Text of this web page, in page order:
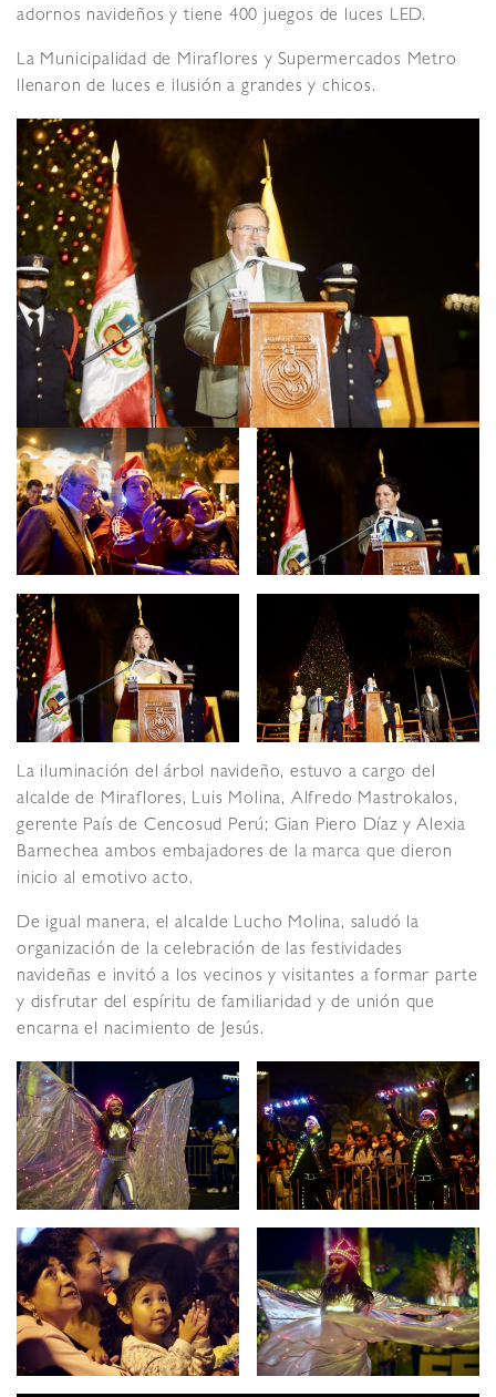
adornos navideños y tiene 400 juegos de luces LED.
La Municipalidad de Miraflores y Supermercados Metro
llenaron de luces e ilusión a grandes y chicos.
La iluminación del árbol navideño, estuvo a cargo del
alcalde de Miraflores, Luis Molina, Alfredo Mastrokalos,
gerente País de Cencosud Perú; Gian Piero Díaz y Alexia
Barnechea ambos embajadores de la marca que dieron
inicio al emotivo acto.
De igual manera, el alcalde Lucho Molina, saludó la
organización de la celebración de las festividades
navideñas e invitó a los vecinos y visitantes a formar parte
y disfrutar del espíritu de familiaridad y de unión que
encarna el nacimiento de Jesús.